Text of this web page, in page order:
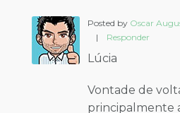
Posted by Oscar
|
Responder
Lúcia
Vontade de
principalmente